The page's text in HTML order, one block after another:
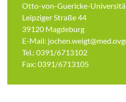
Otto-von-Guericke-
Leipziger Straße 44
39120 Magdeburg
E-Mail:
Tel.: 0391/6713102
Fax: 0391/6713105